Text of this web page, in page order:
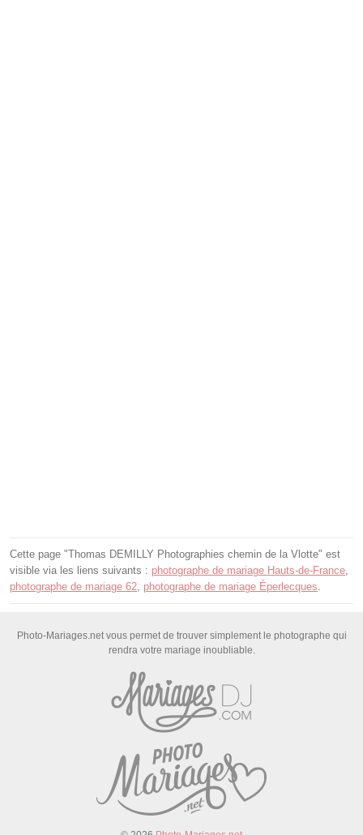
Cette page "Thomas DEMILLY Photographies chemin de la Vlotte" est
visible via les liens suivants : photographe de mariage Hauts-de-France,
photographe de mariage 62, photographe de mariage Éperlecques.
Photo-Mariages.net vous permet de trouver simplement le photographe qui
rendra votre mariage inoubliable.